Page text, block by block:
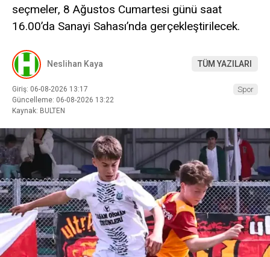
seçmeler, 8 Ağustos Cumartesi günü saat
16.00’da Sanayi Sahası’nda gerçekleştirilecek.
Neslihan Kaya TÜM YAZILARI
Giriş: 06-08-2026 13:17
Güncelleme: 06-08-2026 13:22
Kaynak: BULTEN
Spor